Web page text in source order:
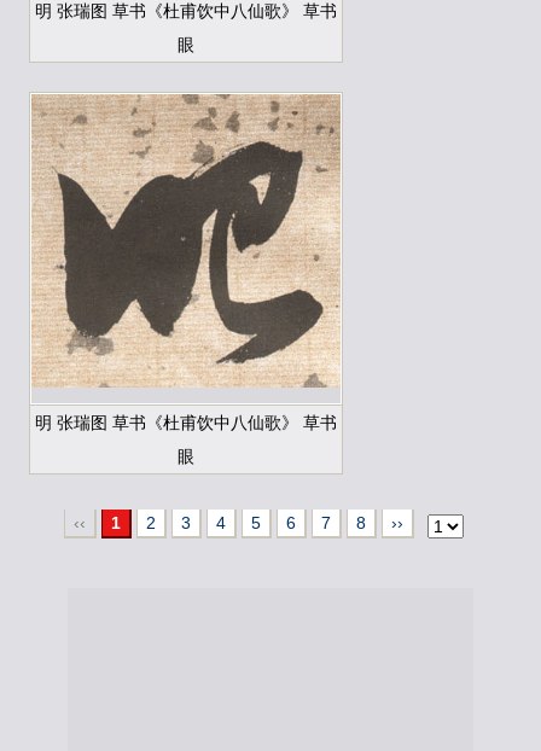
明 张瑞图 草书《杜甫饮中八仙歌》 草书
眼
明 张瑞图 草书《杜甫饮中八仙歌》 草书
眼
‹‹ 1 2 3 4 5 6 7 8 ››